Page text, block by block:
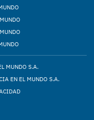
MUNDO S.A.
EN EL MUNDO S.A.